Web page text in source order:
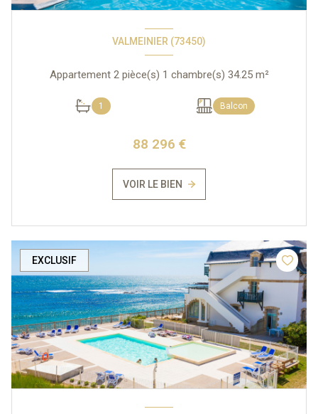
VALMEINIER (73450)
Appartement 2 pièce(s) 1 chambre(s) 34.25 m²
1 Balcon
88 296 €
VOIR LE BIEN
EXCLUSIF